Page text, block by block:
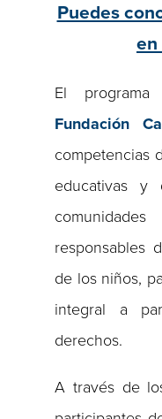
Puedes
en
El programa
Fundación
competencias
educativas
responsables
de los niños,
integral a
derechos.
A través de